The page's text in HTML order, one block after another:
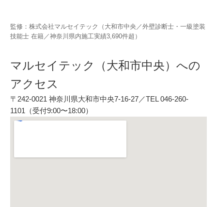
監修：株式会社マルセイテック（大和市中央／外壁診断士・一級塗装
技能士 在籍／神奈川県内施工実績3,690件超）
マルセイテック（大和市中央）への
アクセス
〒242-0021 神奈川県大和市中央7-16-27／TEL046-260-
1101 （受付9:00〜18:00）